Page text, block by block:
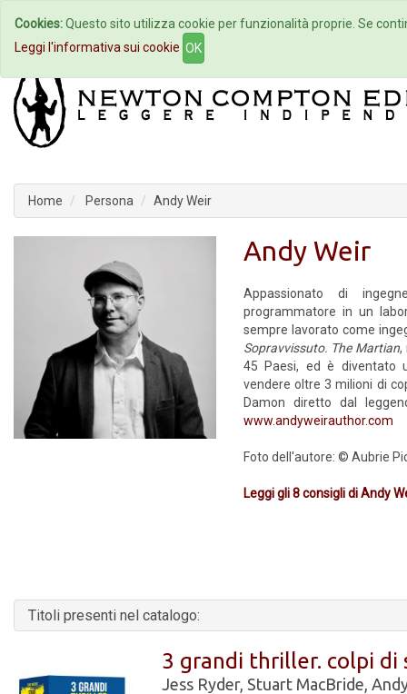
Home Autori Eventi
Home Persona Andy Weir
Andy Weir
Appassionato di
programmatore in un
sempre lavorato come
Sopravvissuto. The Martian,
45 Paesi, ed è diventato
vendere oltre 3 milioni di
Damon diretto dal
www.andyweirauthor.com
Foto dell'autore: © Aubrie
Leggi gli 8 consigli di Andy
Titoli presenti nel catalogo:
3 grandi thriller. colpi di
Jess Ryder, Stuart MacBride,
Cookies:Questo sito utilizza cookie per funzionalità proprie. Se
Leggi l'informativa sui cookie OK